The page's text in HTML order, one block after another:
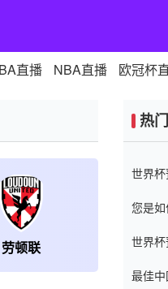
直播 NBA直播 欧冠杯
劳顿联
热
世界
您是
世界
最佳